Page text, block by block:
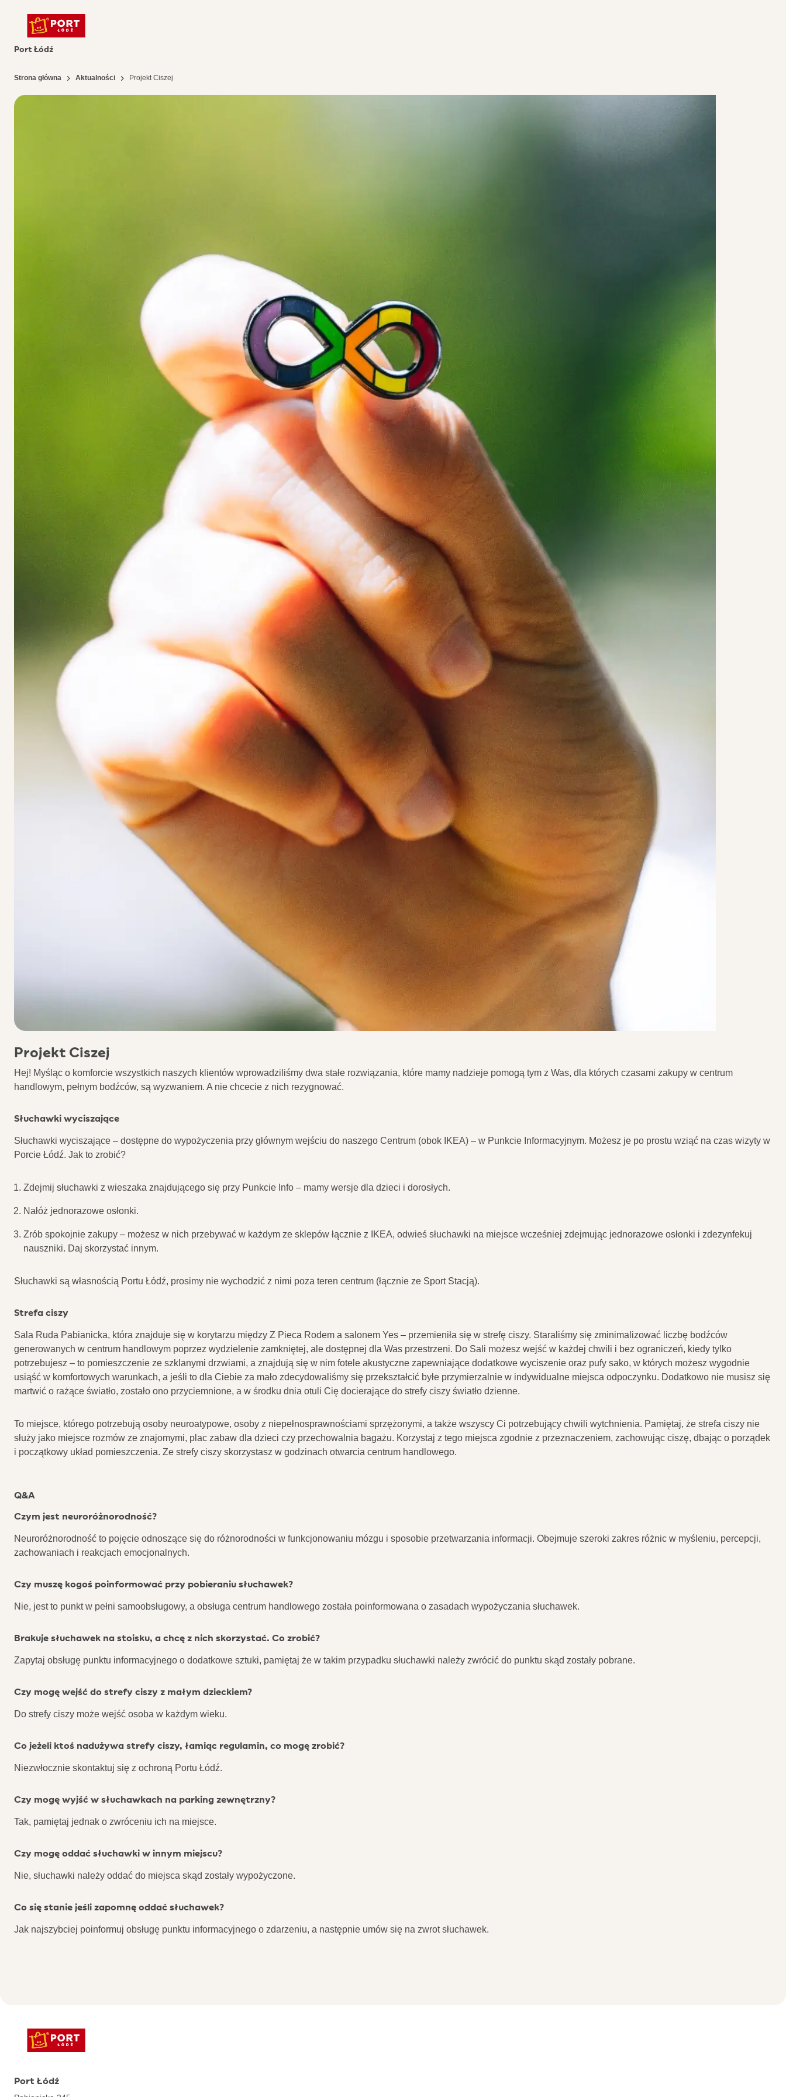
Port Łódź
Strona główna Aktualności Projekt Ciszej
Projekt Ciszej
Hej! Myśląc o komforcie wszystkich naszych klientów wprowadziliśmy dwa stałe rozwiązania, które mamy nadzieje pomogą tym z Was, dla których czasami zakupy w centrum
handlowym, pełnym bodźców, są wyzwaniem. A nie chcecie z nich rezygnować.
Słuchawki wyciszające
Słuchawki wyciszające – dostępne do wypożyczenia przy głównym wejściu do naszego Centrum (obok IKEA) – w Punkcie Informacyjnym. Możesz je po prostu wziąć na czas wizyty w
Porcie Łódź. Jak to zrobić?
Zdejmij słuchawki z wieszaka znajdującego się przy Punkcie Info – mamy wersje dla dzieci i dorosłych.
Nałóż jednorazowe osłonki.
Zrób spokojnie zakupy – możesz w nich przebywać w każdym ze sklepów łącznie z IKEA, odwieś słuchawki na miejsce wcześniej zdejmując jednorazowe osłonki i zdezynfekuj
nauszniki. Daj skorzystać innym.
Słuchawki są własnością Portu Łódź, prosimy nie wychodzić z nimi poza teren centrum (łącznie ze Sport Stacją).
Strefa ciszy
Sala Ruda Pabianicka, która znajduje się w korytarzu między Z Pieca Rodem a salonem Yes – przemieniła się w strefę ciszy. Staraliśmy się zminimalizować liczbę bodźców
generowanych w centrum handlowym poprzez wydzielenie zamkniętej, ale dostępnej dla Was przestrzeni. Do Sali możesz wejść w każdej chwili i bez ograniczeń, kiedy tylko
potrzebujesz – to pomieszczenie ze szklanymi drzwiami, a znajdują się w nim fotele akustyczne zapewniające dodatkowe wyciszenie oraz pufy sako, w których możesz wygodnie
usiąść w komfortowych warunkach, a jeśli to dla Ciebie za mało zdecydowaliśmy się przekształcić byłe przymierzalnie w indywidualne miejsca odpoczynku. Dodatkowo nie musisz się
martwić o rażące światło, zostało ono przyciemnione, a w środku dnia otuli Cię docierające do strefy ciszy światło dzienne.
To miejsce, którego potrzebują osoby neuroatypowe, osoby z niepełnosprawnościami sprzężonymi, a także wszyscy Ci potrzebujący chwili wytchnienia. Pamiętaj, że strefa ciszy nie
służy jako miejsce rozmów ze znajomymi, plac zabaw dla dzieci czy przechowalnia bagażu. Korzystaj z tego miejsca zgodnie z przeznaczeniem, zachowując ciszę, dbając o porządek
i początkowy układ pomieszczenia. Ze strefy ciszy skorzystasz w godzinach otwarcia centrum handlowego.
Q&A
Czym jest neuroróżnorodność?
Neuroróżnorodność to pojęcie odnoszące się do różnorodności w funkcjonowaniu mózgu i sposobie przetwarzania informacji. Obejmuje szeroki zakres różnic w myśleniu, percepcji,
zachowaniach i reakcjach emocjonalnych.
Czy muszę kogoś poinformować przy pobieraniu słuchawek?
Nie, jest to punkt w pełni samoobsługowy, a obsługa centrum handlowego została poinformowana o zasadach wypożyczania słuchawek.
Brakuje słuchawek na stoisku, a chcę z nich skorzystać. Co zrobić?
Zapytaj obsługę punktu informacyjnego o dodatkowe sztuki, pamiętaj że w takim przypadku słuchawki należy zwrócić do punktu skąd zostały pobrane.
Czy mogę wejść do strefy ciszy z małym dzieckiem?
Do strefy ciszy może wejść osoba w każdym wieku.
Co jeżeli ktoś nadużywa strefy ciszy, łamiąc regulamin, co mogę zrobić?
Niezwłocznie skontaktuj się z ochroną Portu Łódź.
Czy mogę wyjść w słuchawkach na parking zewnętrzny?
Tak, pamiętaj jednak o zwróceniu ich na miejsce.
Czy mogę oddać słuchawki w innym miejscu?
Nie, słuchawki należy oddać do miejsca skąd zostały wypożyczone.
Co się stanie jeśli zapomnę oddać słuchawek?
Jak najszybciej poinformuj obsługę punktu informacyjnego o zdarzeniu, a następnie umów się na zwrot słuchawek.
Port Łódź